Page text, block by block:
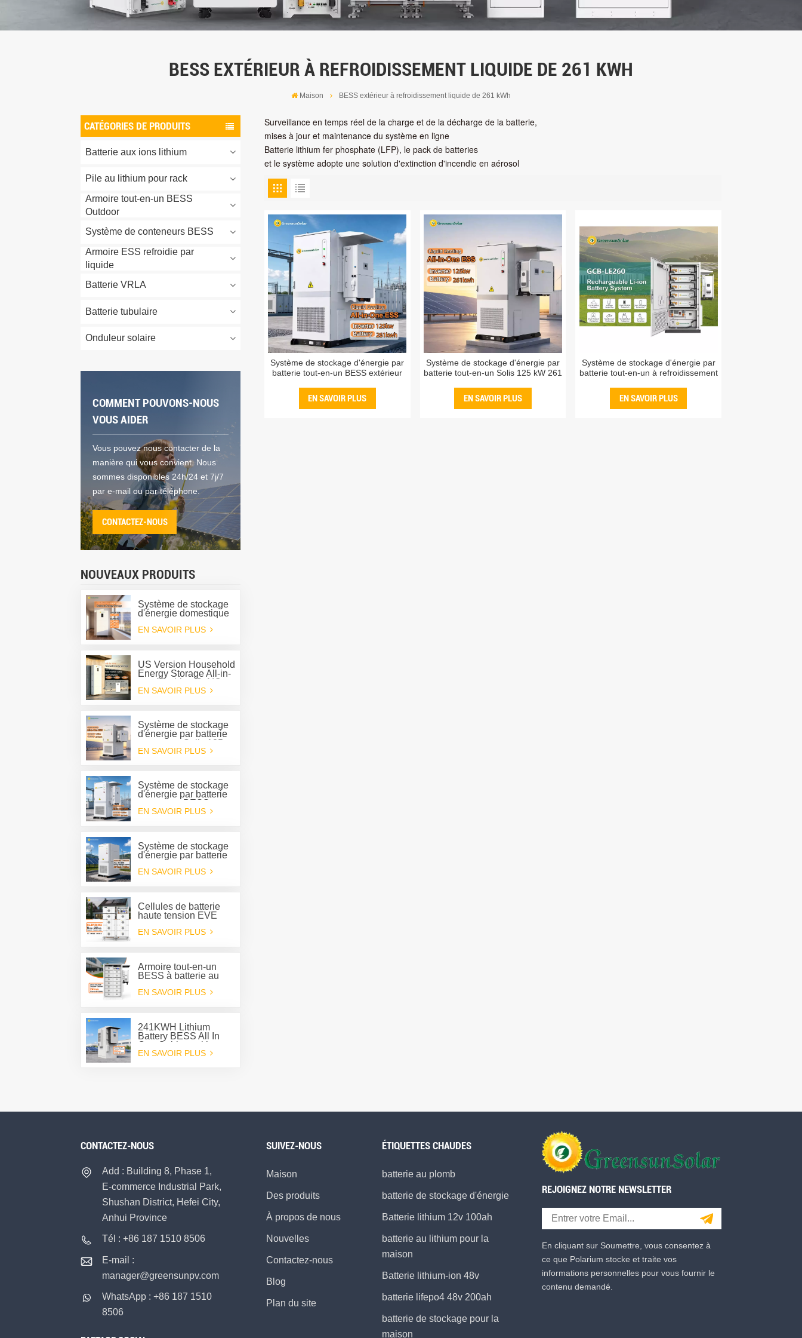
BESS EXTÉRIEUR À REFROIDISSEMENT LIQUIDE DE 261 KWH
Maison BESS extérieur à refroidissement liquide de 261 kWh
CATÉGORIES DE PRODUITS
Batterie aux ions lithium
Pile au lithium pour rack
Armoire tout-en-un BESS
Outdoor
Système de conteneurs BESS
Armoire ESS refroidie par
liquide
Batterie VRLA
Batterie tubulaire
Onduleur solaire
COMMENT POUVONS-NOUS
VOUS AIDER
Vous pouvez nous contacter de la
manière qui vous convient. Nous
sommes disponibles 24h/24 et 7j/7
par e-mail ou par téléphone.
CONTACTEZ-NOUS
NOUVEAUX PRODUITS
Système de stockage
d'énergie domestique
G-AIO-200-S6K/S11K
EN SAVOIR PLUS
US Version Household
Energy Storage All-in-
one Machine G-AIO-
200-U7.2K
EN SAVOIR PLUS
Système de stockage
d'énergie par batterie
tout-en-un Solis 125
kW 261 kWh avec
EN SAVOIR PLUS
Système de stockage
d'énergie par batterie
tout-en-un BESS
extérieur Deye 125 kW
EN SAVOIR PLUS
Système de stockage
d'énergie par batterie
pour extérieur avec
batterie de 261 kWh.
EN SAVOIR PLUS
Cellules de batterie
haute tension EVE
Système de batterie de
EN SAVOIR PLUS
Armoire tout-en-un
BESS à batterie au
pour système de
EN SAVOIR PLUS
241KWH Lithium
Battery BESS All In
One Cabinet with
Deye three phase
EN SAVOIR PLUS
Surveillance en temps réel de la charge et de la décharge de la batterie,
mises à jour et maintenance du système en ligne
Batterie lithium fer phosphate (LFP), le pack de batteries
et le système adopte une solution d'extinction d'incendie en aérosol
Système de stockage d'énergie par
batterie tout-en-un BESS extérieur
liquide et onduleur hybride de 261
kWh
EN SAVOIR PLUS
Système de stockage d'énergie par
batterie tout-en-un Solis 125 kW 261
pour l'extérieur
EN SAVOIR PLUS
Système de stockage d'énergie par
batterie tout-en-un à refroidissement
EN SAVOIR PLUS
CONTACTEZ-NOUS
Add : Building 8, Phase 1,
E-commerce Industrial Park,
Shushan District, Hefei City,
Anhui Province
Tél : +86 187 1510 8506
E-mail :
manager@greensunpv.com
WhatsApp : +86 187 1510
8506
SUIVEZ-NOUS
Maison
Des produits
À propos de nous
Nouvelles
Contactez-nous
Blog
Plan du site
ÉTIQUETTES CHAUDES
batterie au plomb
batterie de stockage d'énergie
Batterie lithium 12v 100ah
batterie au lithium pour la
maison
Batterie lithium-ion 48v
batterie lifepo4 48v 200ah
batterie de stockage pour la
maison
REJOIGNEZ NOTRE NEWSLETTER
En cliquant sur Soumettre, vous consentez à
ce que Polarium stocke et traite vos
informations personnelles pour vous fournir le
contenu demandé.